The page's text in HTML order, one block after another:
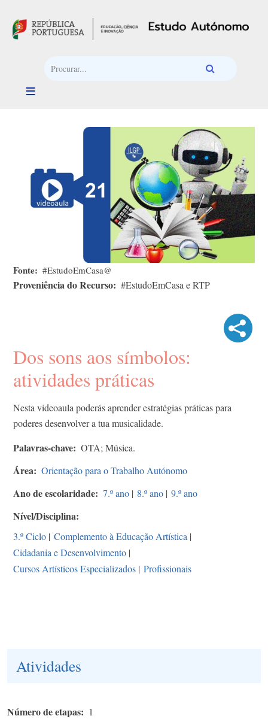
Fonte #EstudoEmCasa@
Proveniência do Recurso #EstudoEmCasa e RTP
Dos sons aos símbolos:
atividades práticas
Nesta videoaula poderás aprender estratégias práticas para
poderes desenvolver a tua musicalidade.
Palavras-chave OTA; Música.
Área Orientação para o Trabalho Autónomo
Ano de escolaridade 7.º ano | 8.º ano | 9.º ano
Nível/Disciplina
3.º Ciclo | Complemento à Educação Artística |
Cidadania e Desenvolvimento |
Cursos Artísticos Especializados | Profissionais
Atividades
Número de etapas 1